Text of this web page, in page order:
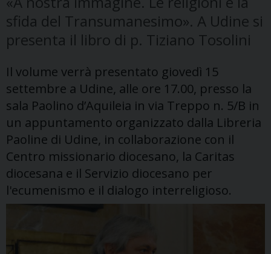
sfida del Transumanesimo». A Udine si
presenta il libro di p. Tiziano Tosolini
Il volume verrà presentato giovedì 15
settembre a Udine, alle ore 17.00, presso la
sala Paolino d’Aquileia in via Treppo n. 5/B in
un appuntamento organizzato dalla Libreria
Paoline di Udine, in collaborazione con il
Centro missionario diocesano, la Caritas
diocesana e il Servizio diocesano per
l'ecumenismo e il dialogo interreligioso.